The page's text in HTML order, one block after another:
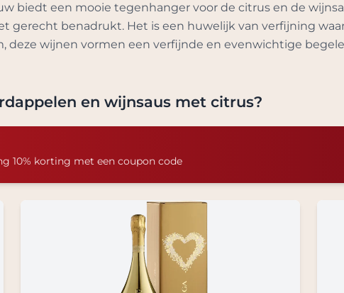
biedt een mooie tegenhanger voor de citrus en de
gerecht benadrukt. Het is een huwelijk van verfijning
deze wijnen vormen een verfijnde en evenwichtige
en wijnsaus met citrus?
10% korting met een coupon code